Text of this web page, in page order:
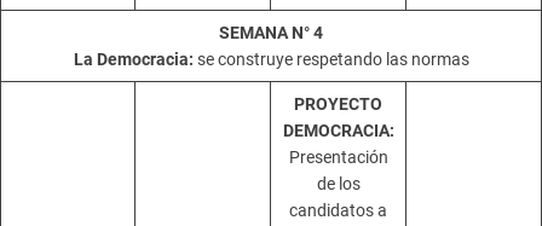
SEMANA N° 4
La Democracia: se construye respetando las normas
PROYECTO
DEMOCRACIA:
Presentación
de los
candidatos a